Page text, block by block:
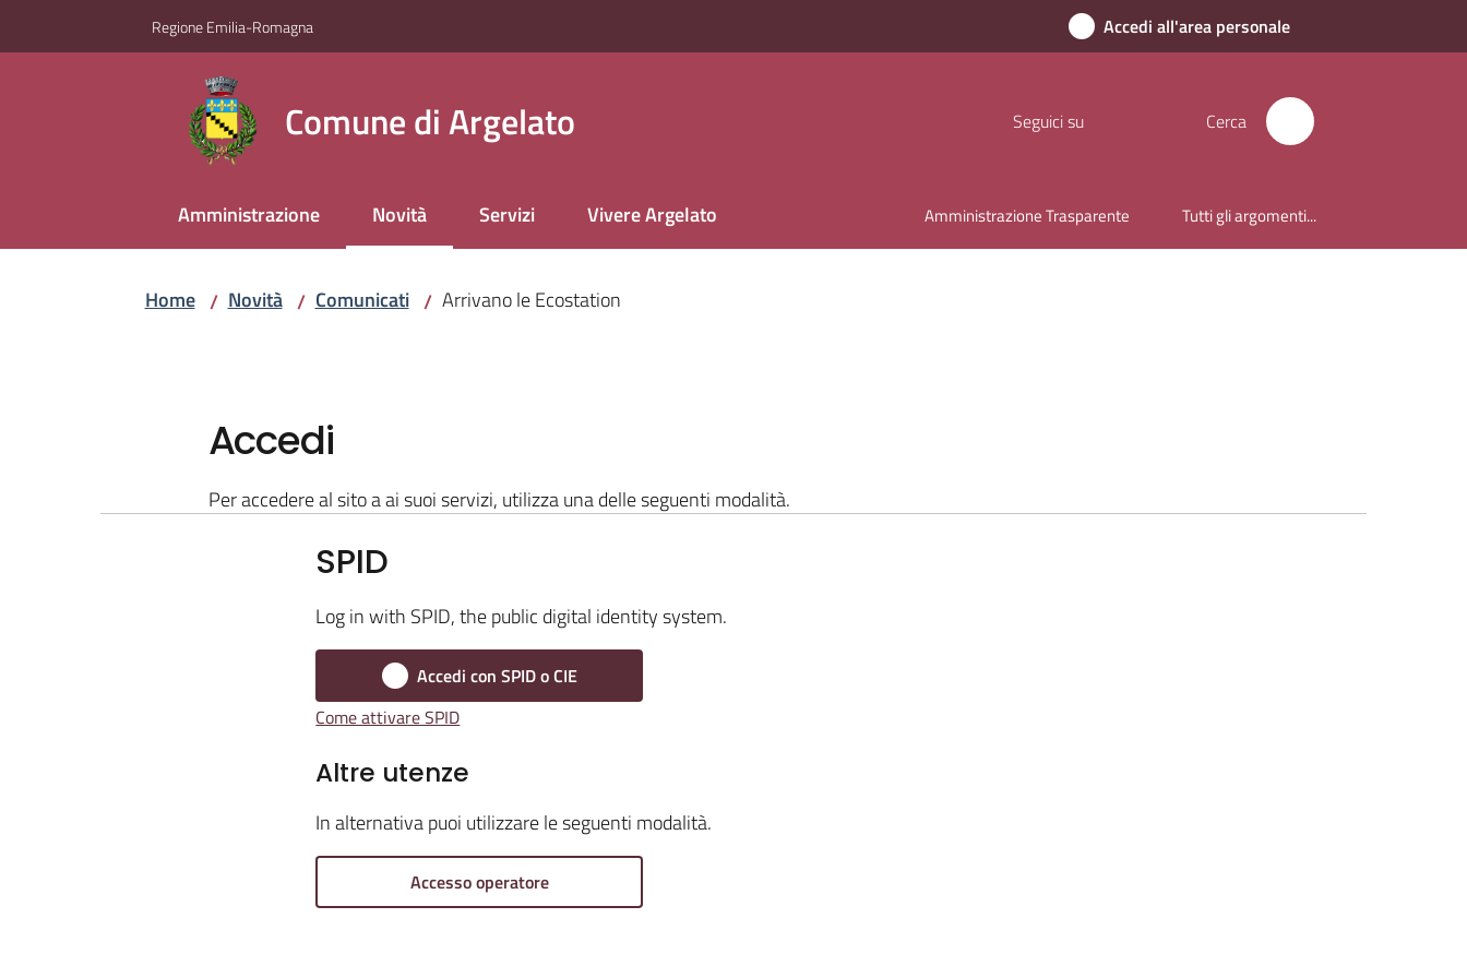
Regione Emilia-Romagna Accedi all'area personale
Comune di Argelato Seguici su Cerca
Amministrazione Novità
Menu selezionato
Servizi Vivere Argelato Amministrazione Trasparente Tutti gli argomenti...
Home / Novità / Comunicati / Arrivano le Ecostation
Accedi
Per accedere al sito a ai suoi servizi, utilizza una delle seguenti modalità.
SPID
Log in with SPID, the public digital identity system.
Accedi con SPID o CIE
Come attivare SPID
Altre utenze
In alternativa puoi utilizzare le seguenti modalità.
Accesso operatore